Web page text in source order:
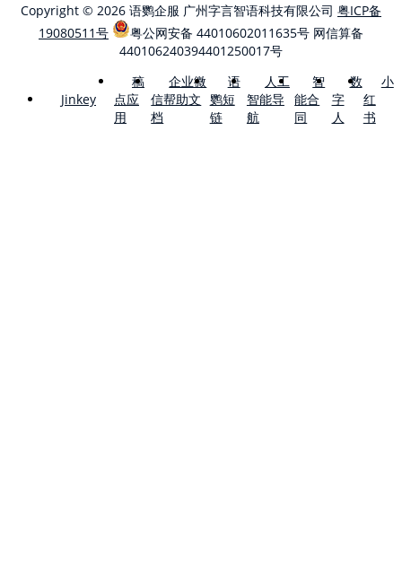
Copyright © 2026 语鹦企服 广州字言智语科技有限公司 粤ICP备
19080511号
粤公网安备 44010602011635号 网信算备
440106240394401250017号
Jinkey
稿
点应
用
企业微
信帮助文
档
语
鹦短
链
人工
智能导
航
智
能合
同
数
字
人
小
红
书